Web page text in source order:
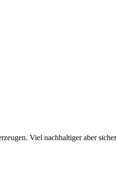
Viel nachhaltiger aber sicher